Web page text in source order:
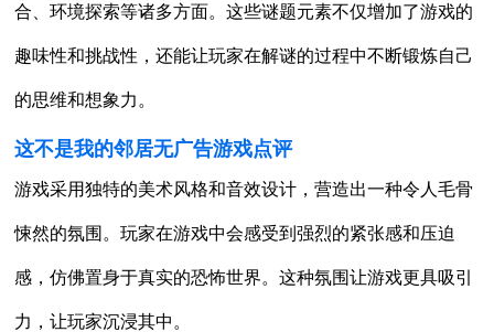
合、环境探索等诸多方面。这些谜题元素不仅增加了游戏的
趣味性和挑战性，还能让玩家在解谜的过程中不断锻炼自己
的思维和想象力。
这不是我的邻居无广告游戏点评
游戏采用独特的美术风格和音效设计，营造出一种令人毛骨
悚然的氛围。玩家在游戏中会感受到强烈的紧张感和压迫
感，仿佛置身于真实的恐怖世界。这种氛围让游戏更具吸引
力，让玩家沉浸其中。